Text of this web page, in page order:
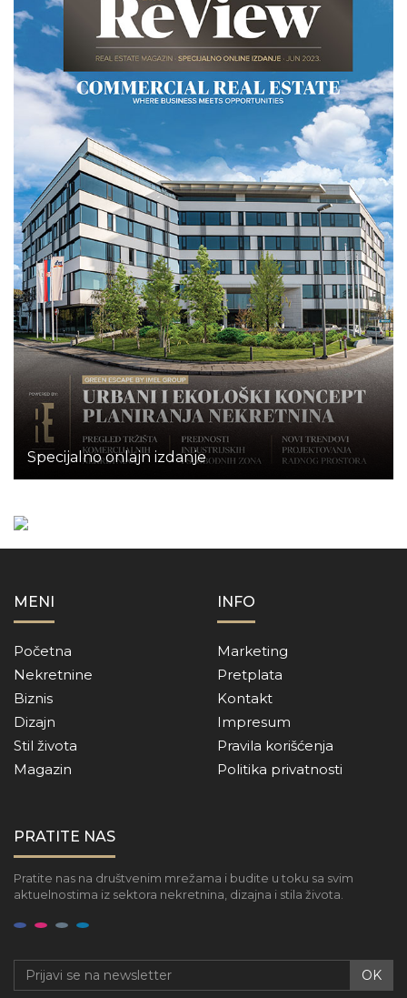
Specijalno onlajn izdanje
MENI
Početna
Nekretnine
Biznis
Dizajn
Stil života
Magazin
INFO
Marketing
Pretplata
Kontakt
Impresum
Pravila korišćenja
Politika privatnosti
PRATITE NAS
Pratite nas na društvenim mrežama i budite u toku sa svim
aktuelnostima iz sektora nekretnina, dizajna i stila života.
OK